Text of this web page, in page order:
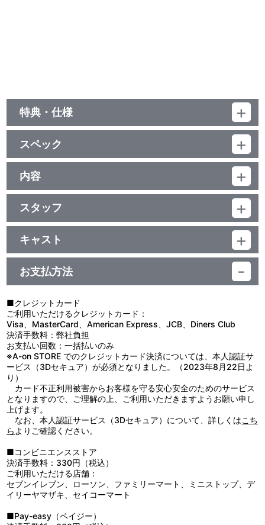
特典・仕様
特典
■コミカライズ：石沢庸介 描き下ろしフルカラーコミック
「グリモ vs. シルファ ～こうしてグリモは泣かされた～」
（10P）
映像特典
■AnimeJapan 2024 『転生したら第七王子だったので、気ままに
魔術を極めます』放送直前スペシャルステージ映像
出演：小市眞琴（ロイド役）／ファイルーズあい（グリモ役）／
Lynn（シルファ役）／樋口楓（オープニング主題歌アーティスト）
／熊田茜音（アリーゼ役、エンディング主題歌アーティスト）
MC：松澤ネキ
・ティザーPV ver.2
・本PV
・番宣CM
・Blu-ray第1巻CM
■ノンクレジットOP
■ノンクレジットED
■第3話ノンクレジットver.
■転生したらおまけアニメだったので、気ままに舞台裏を極めます
集1
■転生したらおまけアニメだったので、気ままに舞台裏を極めます
集2
音声特典
■第1話オーディオコメンタリー
出演：小市眞琴（ロイド役）／Lynn（シルファ役）／玉村 仁
（監督）／櫻井 司（アニメーションプロデューサー）
■第5話オーディオコメンタリー
出演：小市眞琴（ロイド役）／Lynn（シルファ役）／玉村 仁
スペック
品番：BCXA-1947
ジャンル：TVアニメ
（本編143分＋映像特典41分）／ﾘﾆｱPCM(ｽﾃﾚｵ)／AVC／BD50G×1
枚＋BD25G×1枚／16：9<1080p High Definition>・一部16：
9<1080i High Definition>／カラー／確184分／2巻
内容
制作年度：2024年
【6話収録】
■第1話「第七王子に転生しました」
魔術を愛しながらも、才能と血統に恵まれず、魔術に焼かれて息
絶えた魔術師。しかし目覚めると、前世の記憶を持ったまま、魔術
の血統と才能に恵まれたサルーム王国の第七王子・ロイドに転生し
ていた。ある日、興味の赴くままに立入禁止の封印書庫へ潜り込
み、古代魔術を操る禁書の魔人を目覚めさせてしまう…。
魔人グリモワールを圧倒し使い魔として従えたロイドは、魔力を
帯びた魅力的なアイテムを手にすべく、ダンジョン探索へと向かっ
た。その道中、呼吸を操り超人的力を発揮する“気術”を使う武術
家・タオと出会う。タオの気術に興味を持ったロイドは、架空の人
物・ロベルトに変身し彼女と共にダンジョンの最深部へ向かうのだ
った。
■第3話「気術とか付与魔術とか」
ダンジョンの奥に待ち受けていたのは、多くの冒険者たちを葬
り、その知識を取り込んできた魔人・リッチだった。とっさにロベ
ルトを逃がすタオ。単身立ち向かうが、魔人との大きな力の差に圧
倒されてしまう。満身創痍で瀕死の彼女にトドメを刺そうとするリ
ッチの前に現れたのは…？
■第4話「魔獣狩りに向かいます」
た武器の完成具合を見るため、アルベルト、シルファ、王国の騎士
団らと共に、国王からの依頼である魔獣狩りへと向かう。行軍の途
中でタオと再会し、目的地である魔獣の湖に到着する一行。しか
し、そこで不自然なほどに高い再生能力を持つ魔獣ベアウルフの群
れに遭遇する……。
シルファの活躍によってベアウルフたちを圧倒したかに見えた
スタッフ
第1話 脚本：ナズカトキオ／絵コンテ：玉村 仁、アベユーイチ／
演出：玉村 仁／アクション演出：アベユーイチ／作画監督：錦織
第2話 脚本：ナズカトキオ／絵コンテ：玉村 仁、アベユーイチ／
演出：玉村 仁／アクション演出：アベユーイチ／作画監督：錦織
演出：玉村 仁／アクション演出：アベユーイチ／総作画監督：錦織
成／作画監督：中村香穂、山内真月、加藤有夏、鈴木佐都
第4話 脚本：ナズカトキオ／絵コンテ：玉村 仁、アベユーイチ／
演出：玉村 仁／アクション演出：アベユーイチ／総作画監督：錦織
成／作画監督：中村香穂、山内真月、加藤有夏
第5話 脚本：ナズカトキオ／絵コンテ：玉村 仁、アベユーイチ／
演出：玉村 仁／アクション演出：アベユーイチ／総作画監督：錦織
成／作画監督：小栁亜美、山内真月、鈴木佐都
第6話 脚本：ナズカトキオ／絵コンテ・演出：玉村 仁／総作画監
督：錦織 成／作画監督：小栁亜美、山内真月
原作：謙虚なサークル（講談社ラノベ文庫刊）／キャラクター原
案：メル。／コミカライズ：石沢庸介（講談社「マガジンポケッ
ーデザイン・総作画監督：錦織 成／アクション監督：アベユーイチ
／美術管理：戸塚直樹／色彩設計：小野真依／撮影監督：矢野雄木
／音響監督：田中 亮／音響制作：Ai Addiction／音楽：R･O･N／音
楽制作：ランティス／オープニング主題歌：「キュンリアス」樋口
楓／エンディング主題歌：「ハッピーの秘訣」熊田茜音／アニメー
会
キャスト
ロイド：小市眞琴／グリモ：ファイルーズあい／シルファ：Lynn／
タオ：関根明良／アルベルト：堀江 瞬／ディアン：広瀬裕也／アリ
ーゼ：熊田茜音／シロ：松井恵理子
お支払方法
■クレジットカード
ご利用いただけるクレジットカード：
Visa、MasterCard、American Express、JCB、Diners Club
決済手数料：弊社負担
お支払い回数：一括払いのみ
※A-on STORE でのクレジットカード決済については、本人認証サ
ービス（3Dセキュア）が必須となりました。（2023年8月22日よ
り）
カード不正利用被害からお客様を守る安心安全のためのサービス
となりますので、ご理解の上、ご利用いただきますようお願い申し
上げます。
なお、本人認証サービス（3Dセキュア）について、詳しくはこち
ら よりご確認ください。
■コンビニエンスストア
決済手数料：330円（税込）
ご利用いただける店舗：
セブンイレブン、ローソン、ファミリーマート、ミニストップ、デ
イリーヤマザキ、セイコーマート
■Pay-easy（ペイジー）